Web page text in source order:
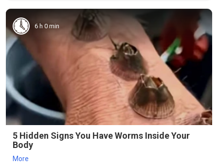
6 h 0 min
5 Hidden Signs You Have Worms Inside Your
Body
More